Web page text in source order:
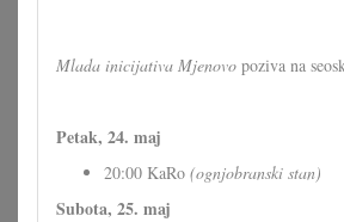
Mlada inicijativa Mjenovo poziva na
Petak, 24. maj
20:00 KaRo (ognjobranski stan)
Subota, 25. maj